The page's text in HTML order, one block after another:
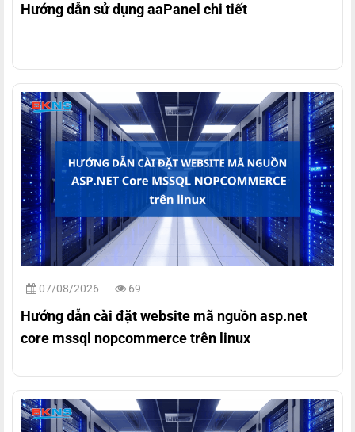
Hướng dẫn sử dụng aaPanel chi tiết
07/08/2026 69
Hướng dẫn cài đặt website mã nguồn asp.net
core mssql nopcommerce trên linux